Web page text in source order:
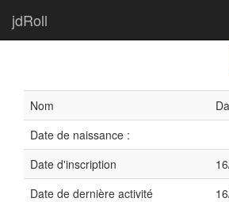
jdRoll
Nom
Date de naissance :
Date d'inscription
Date de dernière activité